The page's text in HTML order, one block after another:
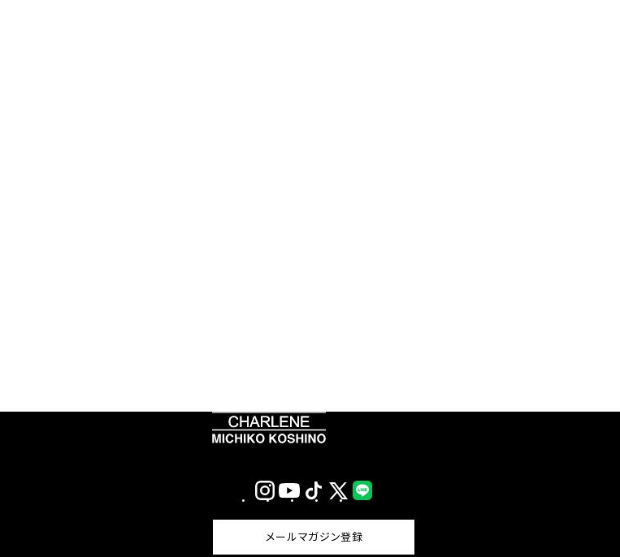
InstagramYouTubeTikTok X
(Twitter)
メールマガジン登録